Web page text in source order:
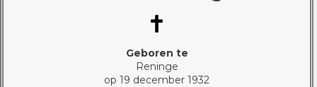
Geboren te
Reninge
op 19 december 1932